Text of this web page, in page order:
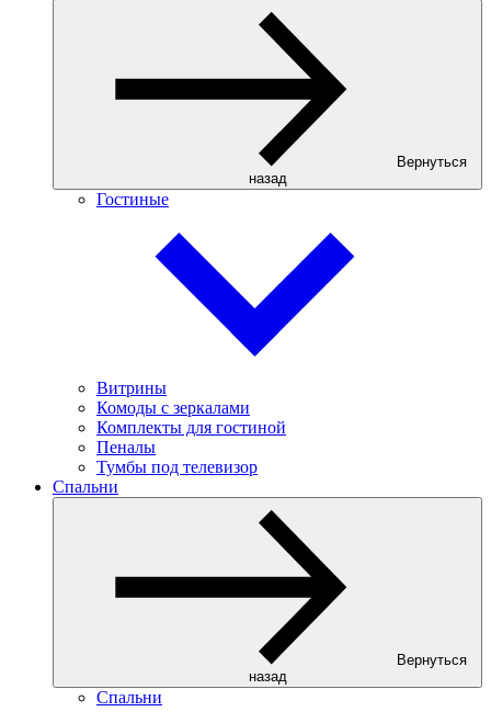
Вернуться
назад
Гостиные
Витрины
Комоды с зеркалами
Комплекты для гостиной
Пеналы
Тумбы под телевизор
Спальни
Вернуться
назад
Спальни